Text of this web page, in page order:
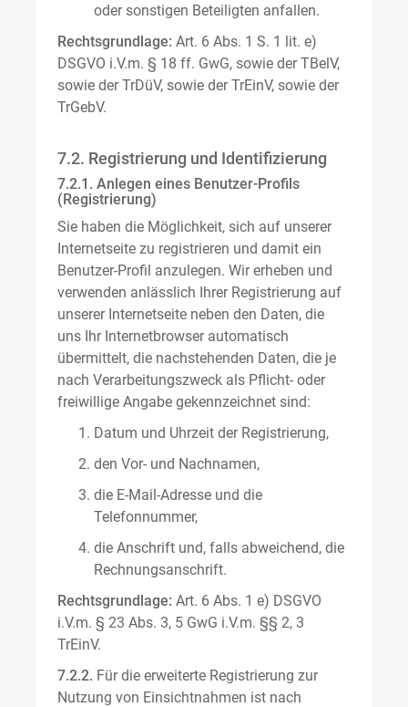
oder sonstigen Beteiligten anfallen.
Rechtsgrundlage: Art. 6 Abs. 1 S. 1 lit. e)
DSGVO i.V.m. § 18 ff. GwG, sowie der TBelV,
sowie der TrDüV, sowie der TrEinV, sowie der
TrGebV.
7.2. Registrierung und Identifizierung
7.2.1. Anlegen eines Benutzer-Profils
(Registrierung)
Sie haben die Möglichkeit, sich auf unserer
Internetseite zu registrieren und damit ein
Benutzer-Profil anzulegen. Wir erheben und
verwenden anlässlich Ihrer Registrierung auf
unserer Internetseite neben den Daten, die
uns Ihr Internetbrowser automatisch
übermittelt, die nachstehenden Daten, die je
nach Verarbeitungszweck als Pflicht- oder
freiwillige Angabe gekennzeichnet sind:
Datum und Uhrzeit der Registrierung,
den Vor- und Nachnamen,
die E-Mail-Adresse und die
Telefonnummer,
die Anschrift und, falls abweichend, die
Rechnungsanschrift.
Rechtsgrundlage: Art. 6 Abs. 1 e) DSGVO
i.V.m. § 23 Abs. 3, 5 GwG i.V.m. §§ 2, 3
TrEinV.
7.2.2. Für die erweiterte Registrierung zur
Nutzung von Einsichtnahmen ist nach